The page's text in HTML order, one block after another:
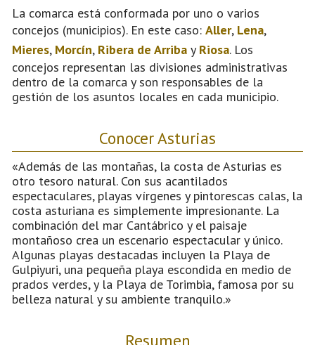
La comarca está conformada por uno o varios
concejos (municipios). En este caso: Aller, Lena,
Mieres, Morcín, Ribera de Arriba y Riosa. Los
concejos representan las divisiones administrativas
dentro de la comarca y son responsables de la
gestión de los asuntos locales en cada municipio.
Conocer Asturias
«Además de las montañas, la costa de Asturias es
otro tesoro natural. Con sus acantilados
espectaculares, playas vírgenes y pintorescas calas, la
costa asturiana es simplemente impresionante. La
combinación del mar Cantábrico y el paisaje
montañoso crea un escenario espectacular y único.
Algunas playas destacadas incluyen la Playa de
Gulpiyuri, una pequeña playa escondida en medio de
prados verdes, y la Playa de Torimbia, famosa por su
belleza natural y su ambiente tranquilo.»
Resumen